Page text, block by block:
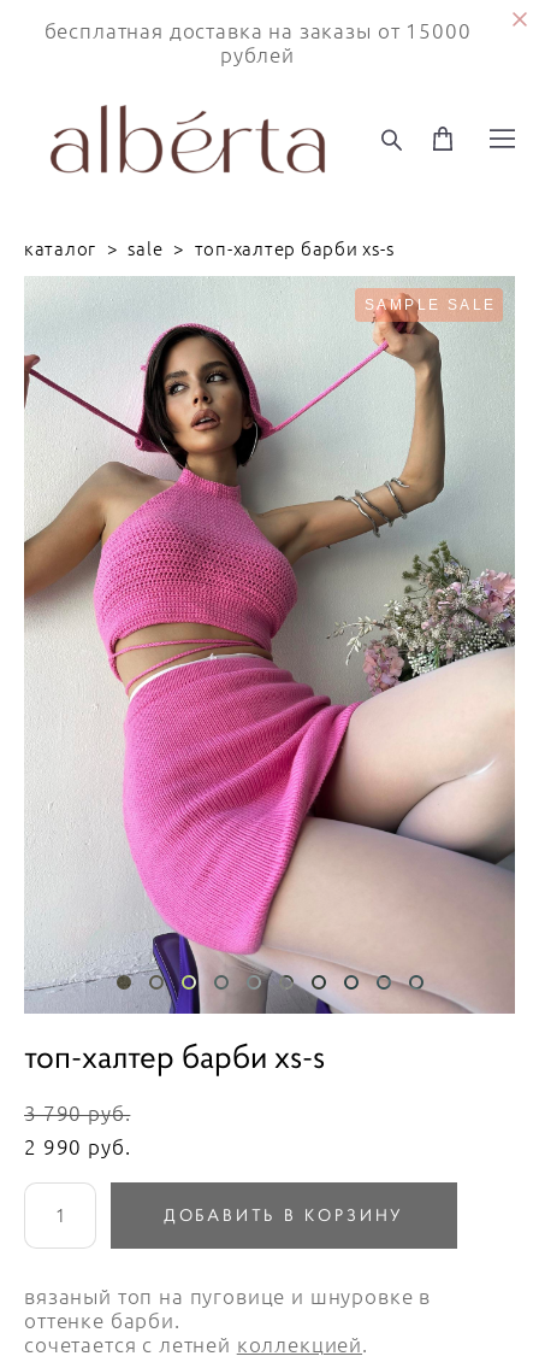
бесплатная доставка на заказы от 15000
рублей
каталог > sale > топ-халтер барби xs-s
SAMPLE SALE
топ-халтер барби xs-s
3 790 pуб.
2 990 pуб.
ДОБАВИТЬ В КОРЗИНУ
вязаный топ на пуговице и шнуровке в
оттенке барби.
сочетается с летней коллекцией.